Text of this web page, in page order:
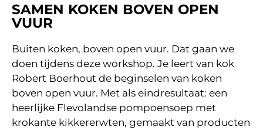
SAMEN KOKEN BOVEN OPEN
VUUR
Buiten koken, boven open vuur. Dat gaan we
doen tijdens deze workshop. Je leert van kok
Robert Boerhout de beginselen van koken
boven open vuur. Met als eindresultaat: een
heerlijke Flevolandse pompoensoep met
krokante kikkererwten, gemaakt van producten